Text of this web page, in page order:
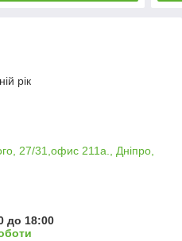
рік
27/31,офис 211а., Дніпро,
до 18:00